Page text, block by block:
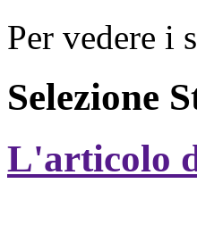
Per vedere i
Selezione
L'articolo